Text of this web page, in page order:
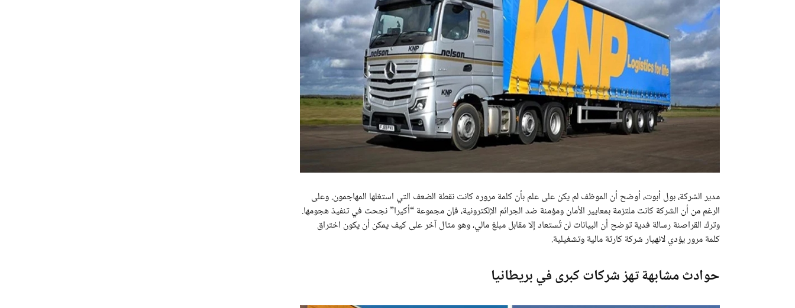
مدير الشركة، بول أبوت، أوضح أن الموظف لم يكن على علم بأن كلمة مروره كانت نقطة الضعف التي استغلها المهاجمون. وعلى
الرغم من أن الشركة كانت ملتزمة بمعايير الأمان ومؤمنة ضد الجرائم الإلكترونية، فإن مجموعة “أكيرا” نجحت في تنفيذ هجومها.
وترك القراصنة رسالة فدية توضح أن البيانات لن تُستعاد إلا مقابل مبلغ مالي، وهو مثال آخر على كيف يمكن أن يكون اختراق
كلمة مرور يؤدي لانهيار شركة كارثة مالية وتشغيلية.
حوادث مشابهة تهز شركات كبرى في بريطانيا